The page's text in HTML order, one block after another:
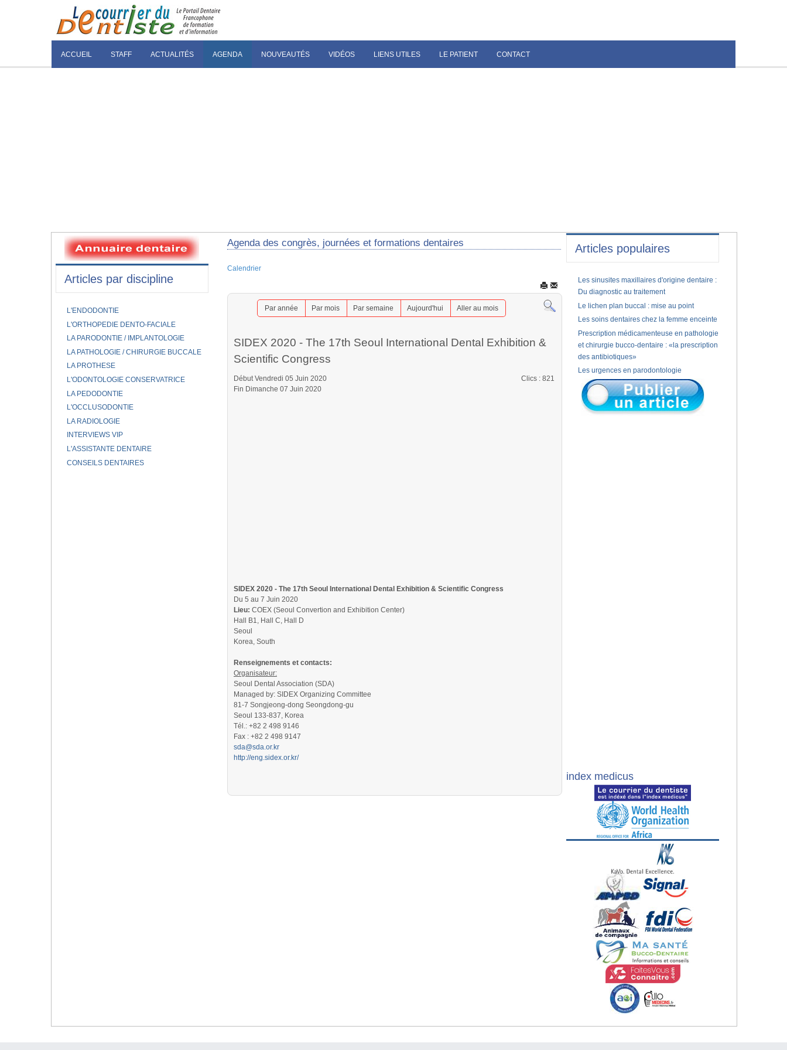
ACCUEIL STAFF ACTUALITÉS AGENDA NOUVEAUTÉS VIDÉOS LIENS UTILES LE PATIENT CONTACT
Agenda des congrès, journées et formations dentaires
Calendrier
Par année Par mois Par semaine Aujourd'hui Aller au mois
SIDEX 2020 - The 17th Seoul International Dental Exhibition &
Scientific Congress
Début Vendredi 05 Juin 2020
Fin Dimanche 07 Juin 2020
Clics: 821
SIDEX 2020 - The 17th Seoul International Dental Exhibition & Scientific Congress
Du 5 au 7 Juin 2020
Lieu: COEX (Seoul Convertion and Exhibition Center)
Hall B1, Hall C, Hall D
Seoul
Korea, South
Renseignements et contacts:
Organisateur:
Seoul Dental Association (SDA)
Managed by: SIDEX Organizing Committee
81-7 Songjeong-dong Seongdong-gu
Seoul 133-837, Korea
Tél.: +82 2 498 9146
Fax : +82 2 498 9147
sda@sda.or.kr
http://eng.sidex.or.kr/
Articles par discipline
L'ENDODONTIE
L'ORTHOPEDIE DENTO-FACIALE
LA PARODONTIE / IMPLANTOLOGIE
LA PATHOLOGIE / CHIRURGIE BUCCALE
LA PROTHESE
L'ODONTOLOGIE CONSERVATRICE
LA PEDODONTIE
L'OCCLUSODONTIE
LA RADIOLOGIE
INTERVIEWS VIP
L'ASSISTANTE DENTAIRE
CONSEILS DENTAIRES
Articles populaires
Les sinusites maxillaires d'origine dentaire :
Du diagnostic au traitement
Le lichen plan buccal : mise au point
Les soins dentaires chez la femme enceinte
Prescription médicamenteuse en pathologie
et chirurgie bucco-dentaire : «la prescription
des antibiotiques»
Les urgences en parodontologie
index medicus